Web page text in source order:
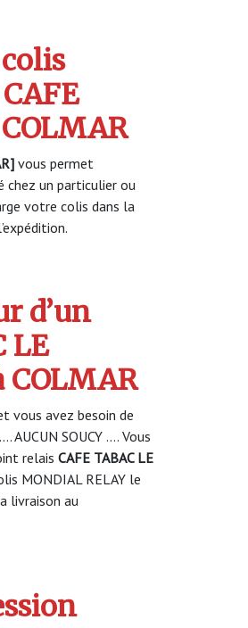
vous permet
chez un particulier ou
votre colis dans la
d’un
LE
COLMAR
vous avez besoin de
SOUCY …. Vous
relais CAFE TABAC LE
MONDIAL RELAY le
livraison au